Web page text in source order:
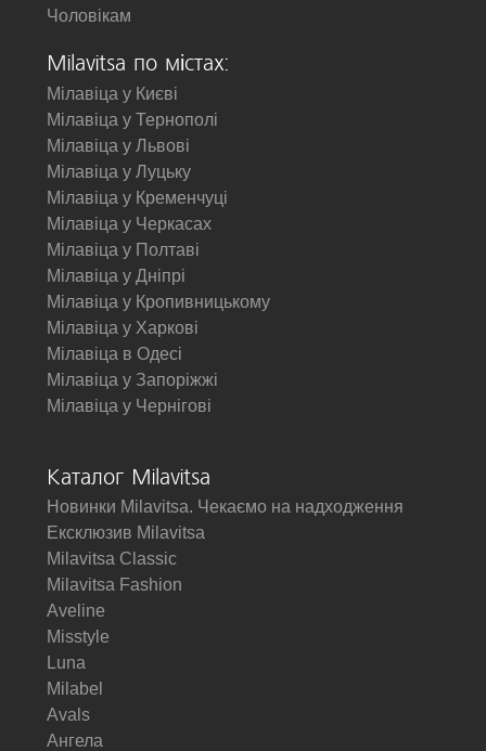
Чоловікам
Milavitsa по містах:
Мілавіца у Києві
Мілавіца у Тернополі
Мілавіца у Львові
Мілавіца у Луцьку
Мілавіца у Кременчуці
Мілавіца у Черкасах
Мілавіца у Полтаві
Мілавіца у Дніпрі
Мілавіца у Кропивницькому
Мілавіца у Харкові
Мілавіца в Одесі
Мілавіца у Запоріжжі
Мілавіца у Чернігові
Каталог Milavitsa
Новинки Milavitsa. Чекаємо на надходження
Ексклюзив Milavitsa
Milavitsa Classic
Milavitsa Fashion
Aveline
Misstyle
Luna
Milabel
Avals
Ангела